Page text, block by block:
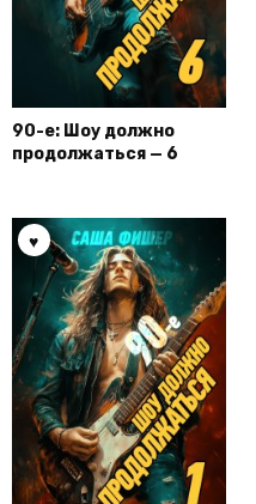
90-е: Шоу должно
продолжаться — 6